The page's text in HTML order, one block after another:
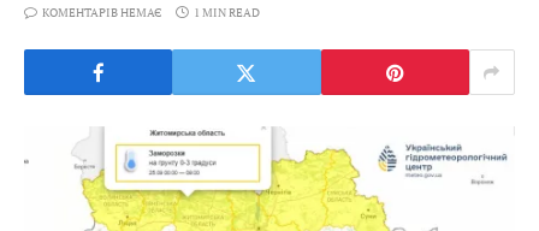
КОМЕНТАРІВ НЕМАЄ 1 MIN READ